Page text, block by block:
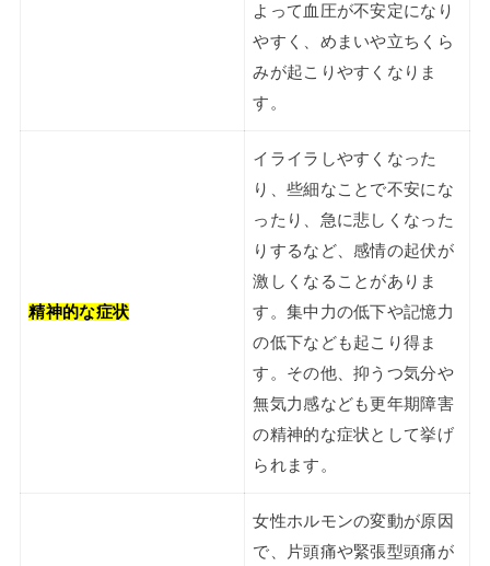
よって血圧が不安定になり
やすく、めまいや立ちくら
みが起こりやすくなりま
す。
精神的な症状
イライラしやすくなった
り、些細なことで不安にな
ったり、急に悲しくなった
りするなど、感情の起伏が
激しくなることがありま
す。集中力の低下や記憶力
の低下なども起こり得ま
す。その他、抑うつ気分や
無気力感なども更年期障害
の精神的な症状として挙げ
られます。
女性ホルモンの変動が原因
で、片頭痛や緊張型頭痛が